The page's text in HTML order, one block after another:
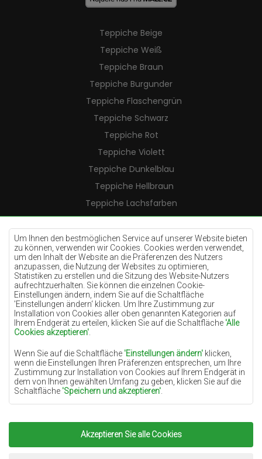
Um Ihnen den bestmöglichen Service auf unserer Website bieten
zu können, verwenden wir Cookies. Cookies werden verwendet,
um den Inhalt der Website an die Präferenzen des Nutzers
anzupassen, die Nutzung der Websites zu optimieren,
Statistiken zu erstellen und die Sitzung des Website-Nutzers
aufrechtzuerhalten. Sie können die einzelnen Cookie-
Einstellungen ändern, indem Sie auf die Schaltfläche
'Einstellungen ändern‘ klicken. Um Ihre Zustimmung zur
Installation von Cookies aller oben genannten Kategorien auf
Ihrem Endgerät zu erteilen, klicken Sie auf die Schaltfläche 'Alle
Cookies akzeptieren'
Wenn Sie auf die Schaltfläche 'Einstellungen ändern' klicken,
wenn die Einstellungen Ihren Präferenzen entsprechen, um Ihre
Zustimmung zur Installation von Cookies auf Ihrem Endgerät in
dem von Ihnen gewählten Umfang zu geben, klicken Sie auf die
Schaltfläche 'Speichern und akzeptieren'
Grundlage für die Verarbeitung das berechtigte Interesse des
Datenverwalters (TEPPICHECHEMEX) oder Dritter in Form der
Bereitstellung qualitativ hochwertiger Dienste auf unserer
Website und der Marketingaktivitäten des Datenverwalters und
Akzeptieren Sie alle Cookies
Teppiche Beige
Teppiche Weiß
Teppiche Braun
Teppiche Burgunder
Teppiche Flaschengrün
Teppiche Schwarz
Teppiche Rot
Teppiche Violett
Teppiche Dunkelblau
Teppiche Hellbraun
Teppiche Lachsfarben
Teppiche Cremefarben
Teppiche Lilac
Teppiche Gelb
Teppiche Pfefferminz
Teppiche Blau
Teppiche Orange
Teppiche Rosa
Teppiche Terrakotte
Teppiche Grün
Teppiche Golden
Copyright 2022Teppiche Chemex.Alle Rechte